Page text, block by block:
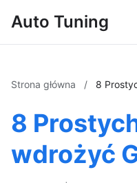
Auto Tuning
Strona główna / 8
8
wdrożyć